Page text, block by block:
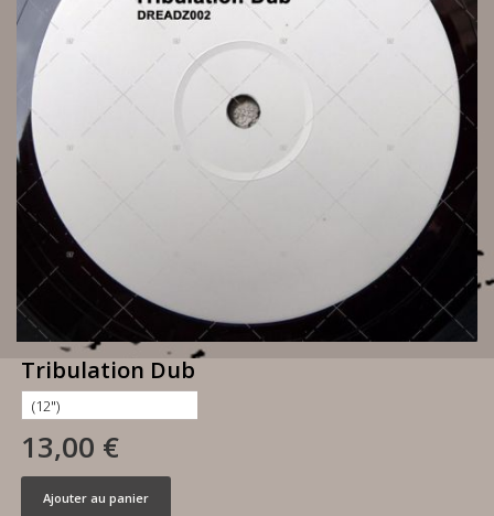
Tribulation Dub
13,00 €
Ajouter au panier